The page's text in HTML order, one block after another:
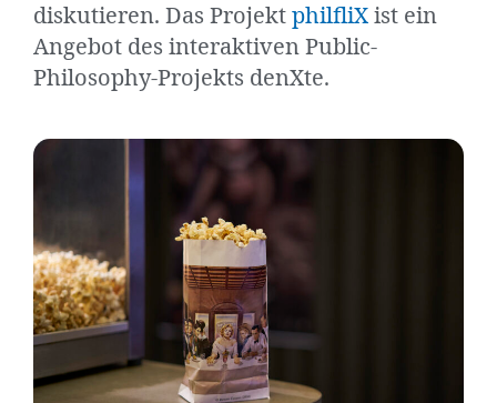
diskutieren. Das Projekt philfliX ist ein
Angebot des interaktiven Public-
Philosophy-Projekts denXte.